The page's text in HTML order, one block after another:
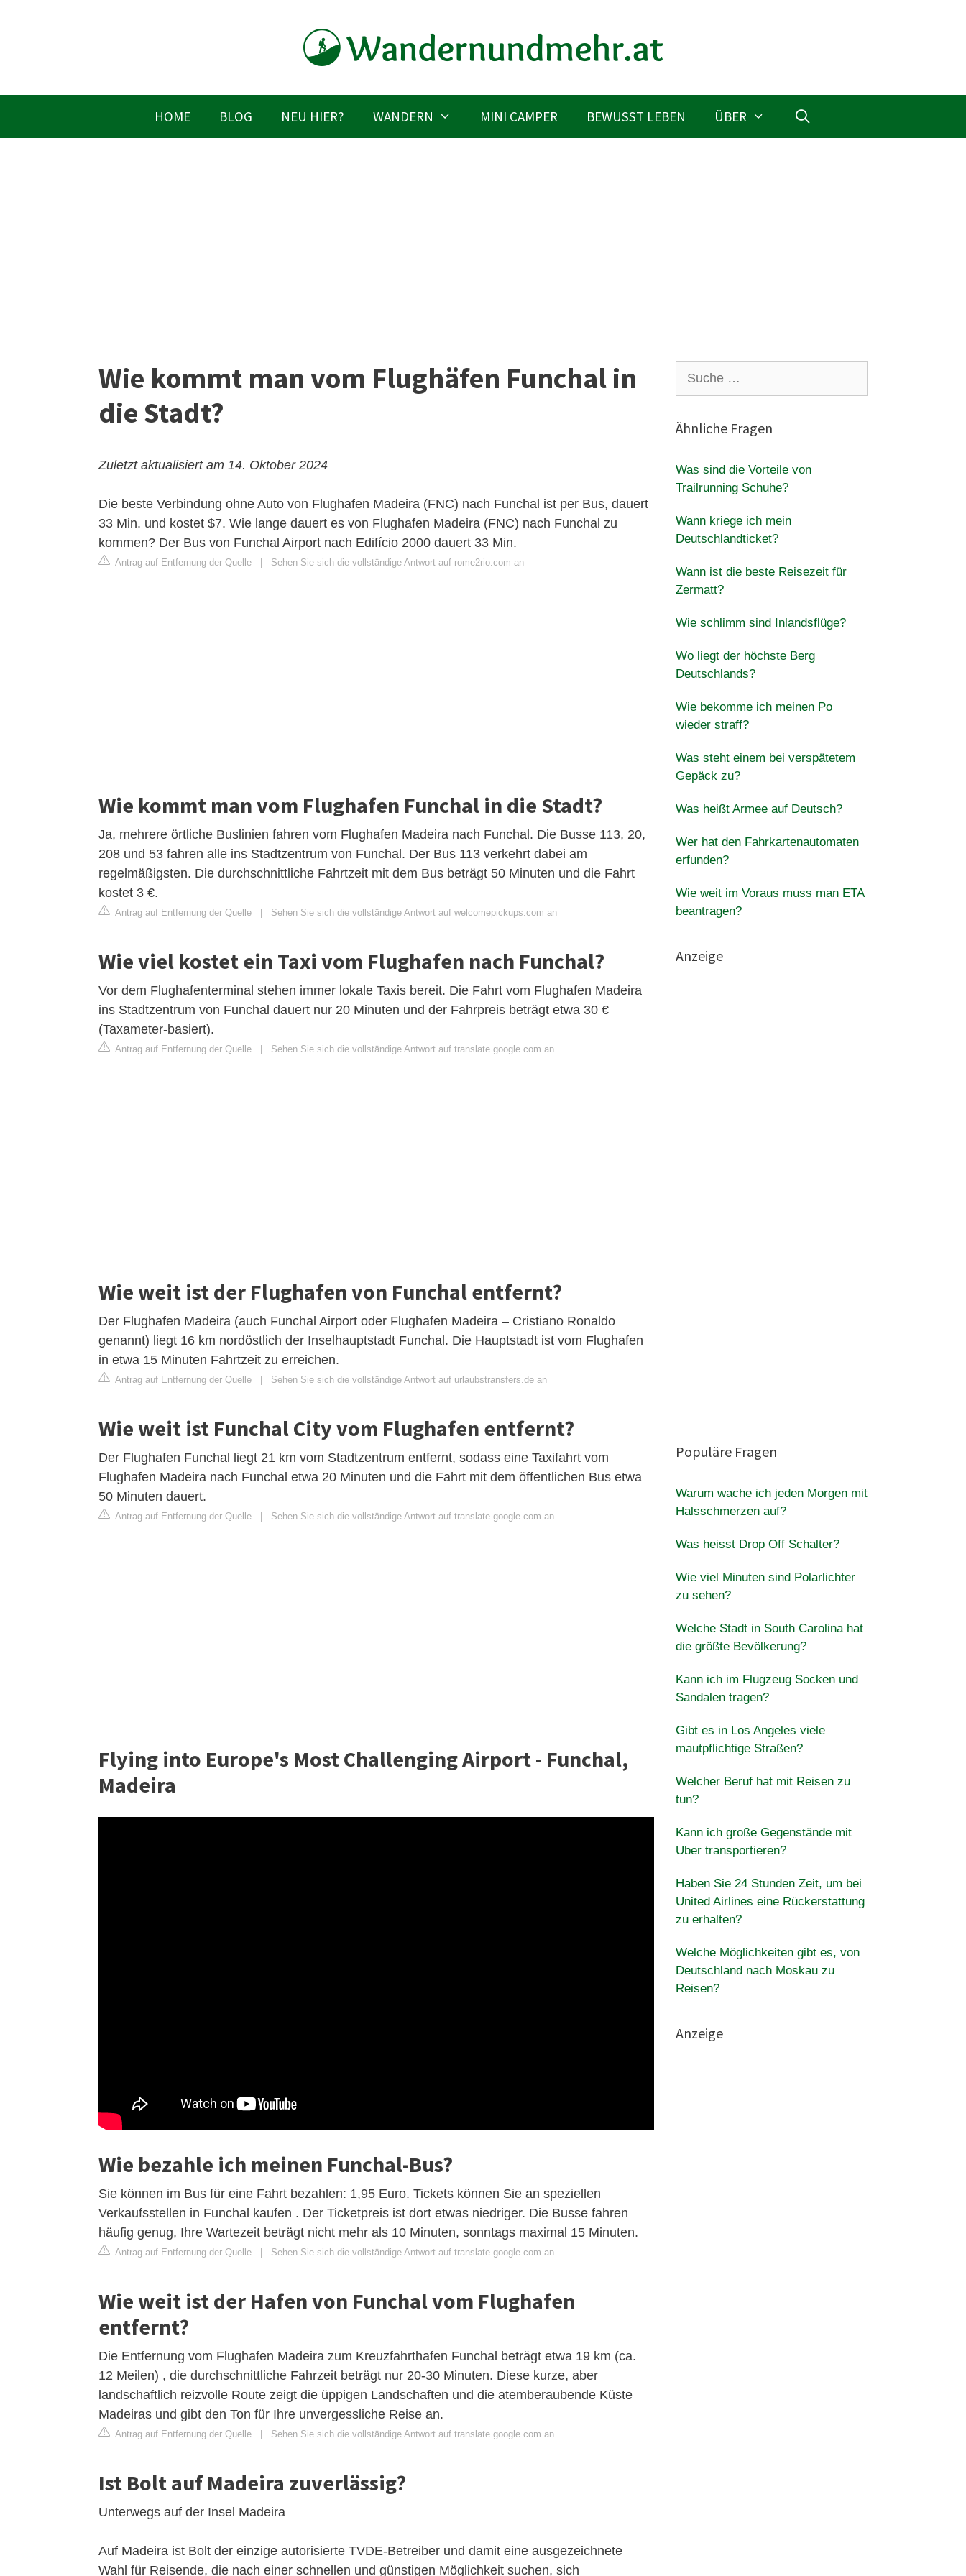
HOME BLOG NEU HIER? WANDERN MINI CAMPER BEWUSST LEBEN ÜBER
Wie kommt man vom Flughäfen Funchal in
die Stadt?
Zuletzt aktualisiert am 14. Oktober 2024
Die beste Verbindung ohne Auto von Flughafen Madeira (FNC) nach Funchal ist per Bus, dauert
33 Min. und kostet $7. Wie lange dauert es von Flughafen Madeira (FNC) nach Funchal zu
kommen? Der Bus von Funchal Airport nach Edifício 2000 dauert 33 Min.
Antrag auf Entfernung der Quelle Sehen Sie sich die vollständige Antwort auf rome2rio.com an
Wie kommt man vom Flughafen Funchal in die Stadt?
Ja, mehrere örtliche Buslinien fahren vom Flughafen Madeira nach Funchal. Die Busse 113, 20,
208 und 53 fahren alle ins Stadtzentrum von Funchal. Der Bus 113 verkehrt dabei am
regelmäßigsten. Die durchschnittliche Fahrtzeit mit dem Bus beträgt 50 Minuten und die Fahrt
kostet 3 €.
Antrag auf Entfernung der Quelle Sehen Sie sich die vollständige Antwort auf welcomepickups.com an
Wie viel kostet ein Taxi vom Flughafen nach Funchal?
Vor dem Flughafenterminal stehen immer lokale Taxis bereit. Die Fahrt vom Flughafen Madeira
ins Stadtzentrum von Funchal dauert nur 20 Minuten und der Fahrpreis beträgt etwa 30 €
(Taxameter-basiert).
Antrag auf Entfernung der Quelle Sehen Sie sich die vollständige Antwort auf translate.google.com an
Wie weit ist der Flughafen von Funchal entfernt?
Der Flughafen Madeira (auch Funchal Airport oder Flughafen Madeira – Cristiano Ronaldo
genannt) liegt 16 km nordöstlich der Inselhauptstadt Funchal. Die Hauptstadt ist vom Flughafen
in etwa 15 Minuten Fahrtzeit zu erreichen.
Antrag auf Entfernung der Quelle Sehen Sie sich die vollständige Antwort auf urlaubstransfers.de an
Wie weit ist Funchal City vom Flughafen entfernt?
Der Flughafen Funchal liegt 21 km vom Stadtzentrum entfernt, sodass eine Taxifahrt vom
Flughafen Madeira nach Funchal etwa 20 Minuten und die Fahrt mit dem öffentlichen Bus etwa
50 Minuten dauert.
Antrag auf Entfernung der Quelle Sehen Sie sich die vollständige Antwort auf translate.google.com an
Flying into Europe's Most Challenging Airport - Funchal,
Madeira
Wie bezahle ich meinen Funchal-Bus?
Sie können im Bus für eine Fahrt bezahlen: 1,95 Euro. Tickets können Sie an speziellen
Verkaufsstellen in Funchal kaufen . Der Ticketpreis ist dort etwas niedriger. Die Busse fahren
häufig genug, Ihre Wartezeit beträgt nicht mehr als 10 Minuten, sonntags maximal 15 Minuten.
Antrag auf Entfernung der Quelle | Sehen Sie sich die vollständige Antwort auf translate.google.com an
Wie weit ist der Hafen von Funchal vom Flughafen
entfernt?
Die Entfernung vom Flughafen Madeira zum Kreuzfahrthafen Funchal beträgt etwa 19 km (ca.
12 Meilen) , die durchschnittliche Fahrzeit beträgt nur 20-30 Minuten. Diese kurze, aber
landschaftlich reizvolle Route zeigt die üppigen Landschaften und die atemberaubende Küste
Madeiras und gibt den Ton für Ihre unvergessliche Reise an.
Antrag auf Entfernung der Quelle | Sehen Sie sich die vollständige Antwort auf translate.google.com an
Ist Bolt auf Madeira zuverlässig?
Unterwegs auf der Insel Madeira
Auf Madeira ist Bolt der einzige autorisierte TVDE-Betreiber und damit eine ausgezeichnete
Wahl für Reisende, die nach einer schnellen und günstigen Möglichkeit suchen, sich
nach:
Ähnliche Fragen
Was sind die Vorteile von
Trailrunning Schuhe?
Wann kriege ich mein
Deutschlandticket?
Wann ist die beste Reisezeit für
Zermatt?
Wie schlimm sind Inlandsflüge?
Wo liegt der höchste Berg
Deutschlands?
Wie bekomme ich meinen Po
wieder straff?
Was steht einem bei verspätetem
Gepäck zu?
Was heißt Armee auf Deutsch?
Wer hat den Fahrkartenautomaten
erfunden?
Wie weit im Voraus muss man ETA
beantragen?
Anzeige
Populäre Fragen
Warum wache ich jeden Morgen mit
Halsschmerzen auf?
Was heisst Drop Off Schalter?
Wie viel Minuten sind Polarlichter
zu sehen?
Welche Stadt in South Carolina hat
die größte Bevölkerung?
Kann ich im Flugzeug Socken und
Sandalen tragen?
Gibt es in Los Angeles viele
mautpflichtige Straßen?
Welcher Beruf hat mit Reisen zu
tun?
Kann ich große Gegenstände mit
Uber transportieren?
Haben Sie 24 Stunden Zeit, um bei
United Airlines eine Rückerstattung
zu erhalten?
Welche Möglichkeiten gibt es, von
Deutschland nach Moskau zu
Reisen?
Anzeige